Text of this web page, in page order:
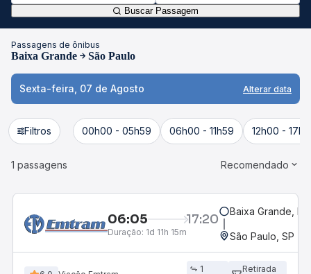
Buscar Passagem
Passagens de ônibus
Baixa Grande São Paulo
Sexta-feira, 07 de Agosto Alterar data
Filtros 00h00 - 05h59 06h00 - 11h59 12h00 -
1 passagens Recomendado
06:05 17:20
Duração: 1d 11h 15m
Baixa Grande, BA
São Paulo, SP -
1
Retirada